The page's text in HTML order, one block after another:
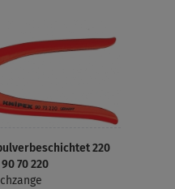
220
70 220